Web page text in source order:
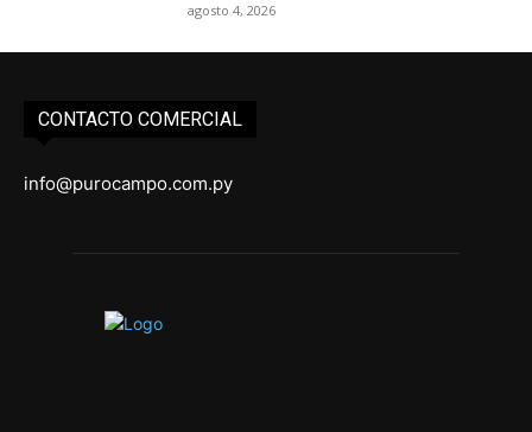
agosto 4, 2026
CONTACTO COMERCIAL
info@purocampo.com.py